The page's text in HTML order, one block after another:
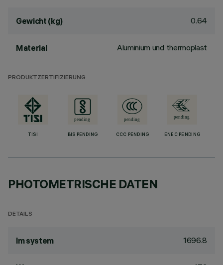
Gewicht (kg) 0.64
Material Aluminium und thermoplast
PRODUKTZERTIFIZIERUNG
TISI BIS PENDING CCC PENDING ENEC PENDING
PHOTOMETRISCHE DATEN
DETAILS
lm system 1696.8